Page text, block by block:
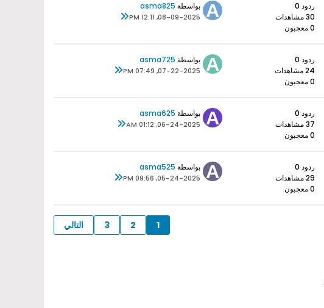
ردود 0
30 مشاهدات
0 معجبون
بواسطة asma825
08-09-2025, 12:11 PM
ردود 0
24 مشاهدات
0 معجبون
بواسطة asma725
07-22-2025, 07:49 PM
ردود 0
37 مشاهدات
0 معجبون
بواسطة asma625
06-24-2025, 01:12 AM
ردود 0
29 مشاهدات
0 معجبون
بواسطة asma525
05-24-2025, 09:56 PM
1
2
3 التالي